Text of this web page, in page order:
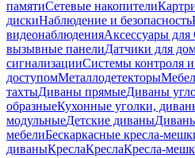
памятиСетевые накопители
дискиНаблюдение и безопасность
видеонаблюденияАксессуары
вызывные панелиДатчики для
сигнализацииСистемы контроля
доступомМеталлодетекторы
тахтыДиваны прямыеДиваны
образныеКухонные уголки,
модульныеДетские диваны
мебелиБескаркасные кресла-
диваныКреслаКреслаКресла-